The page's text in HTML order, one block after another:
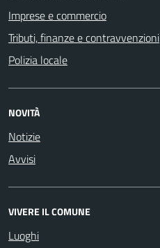
Imprese e commercio
Tributi, finanze e contravvenzioni
Polizia locale
NOVITÀ
Notizie
Avvisi
VIVERE IL COMUNE
Luoghi